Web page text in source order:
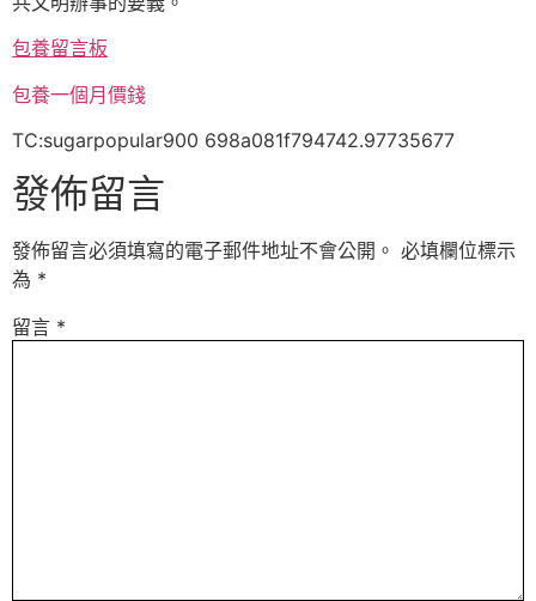
包養留言板
包養一個月價錢
TC:sugarpopular900 698a081f794742.97735677
發佈留言
發佈留言必須填寫的電子郵件地址不會公開。 必填欄位標示
為 *
留言 *